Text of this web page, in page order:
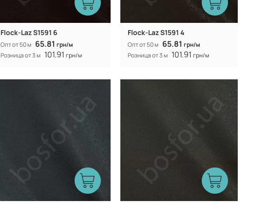
Flock-Laz S1591 6
Опт от 50 м 65.81 грн/м
Розница от 3 м 101.91 грн/м
Flock-Laz S1591 4
Опт от 50 м 65.81 грн/м
Розница от 3 м 101.91 грн/м
154 (153) см 154 (153) см